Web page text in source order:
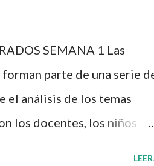
Analítico
SEMANA 1 Las
parte de una serie
el análisis de los temas
los docentes, los niños